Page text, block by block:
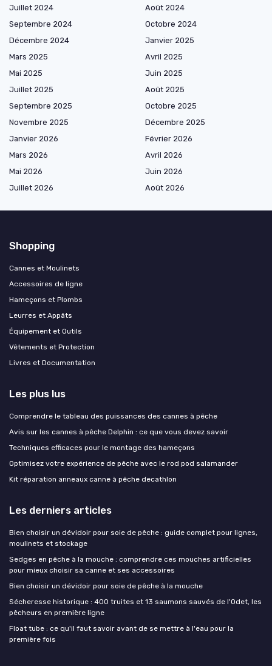
Juillet 2024
Août 2024
Septembre 2024
Octobre 2024
Décembre 2024
Janvier 2025
Mars 2025
Avril 2025
Mai 2025
Juin 2025
Juillet 2025
Août 2025
Septembre 2025
Octobre 2025
Novembre 2025
Décembre 2025
Janvier 2026
Février 2026
Mars 2026
Avril 2026
Mai 2026
Juin 2026
Juillet 2026
Août 2026
Shopping
Cannes et Moulinets
Accessoires de ligne
Hameçons et Plombs
Leurres et Appâts
Équipement et Outils
Vêtements et Protection
Livres et Documentation
Les plus lus
Comprendre le tableau des puissances des cannes à pêche
Avis sur les cannes à pêche Delphin : ce que vous devez savoir
Techniques efficaces pour le montage des hameçons
Optimisez votre expérience de pêche avec le rod pod salamander
Kit réparation anneaux canne à pêche decathlon
Les derniers articles
Bien choisir un dévidoir pour soie de pêche : guide complet pour lignes,
moulinets et stockage
Sedges en pêche à la mouche : comprendre ces mouches artificielles
pour mieux choisir sa canne et ses accessoires
Bien choisir un dévidoir pour soie de pêche à la mouche
Sécheresse historique : 400 truites et 13 saumons sauvés de l'Odet, les
pêcheurs en première ligne
Float tube : ce qu'il faut savoir avant de se mettre à l'eau pour la
première fois